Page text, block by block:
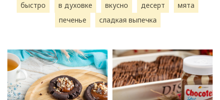
быстро в духовке вкусно десерт
мята
печенье
сладкая выпечка